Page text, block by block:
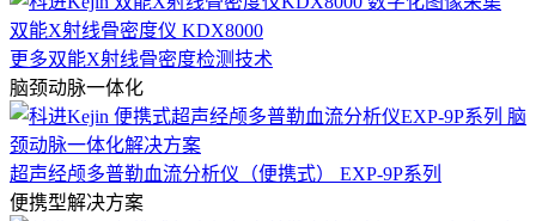
双能X射线骨密度仪 KDX8000
更多双能X射线骨密度检测技术
脑颈动脉一体化
超声经颅多普勒血流分析仪（便携式） EXP-9P系列
便携型解决方案